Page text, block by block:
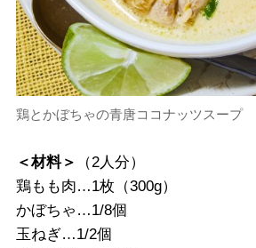
鶏とかぼちゃの青唐ココナッツスープ
＜材料＞
（2人分）
鶏もも肉…1枚（300g）
かぼちゃ…1/8個
玉ねぎ…1/2個